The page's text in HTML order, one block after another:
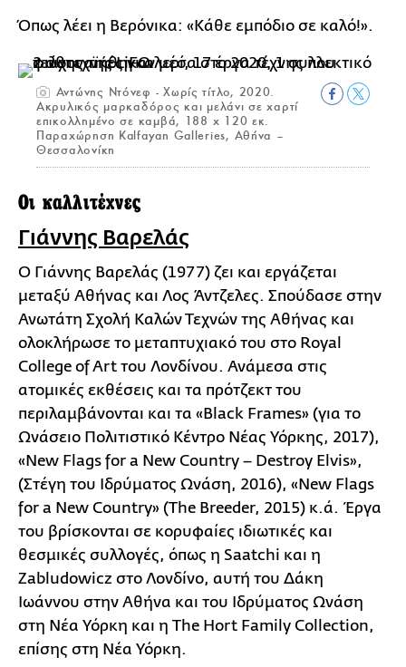
Όπως λέει η Βερόνικα: «Κάθε εμπόδιο σε καλό!».
Αντώνης Ντόνεφ - Χωρίς τίτλο, 2020.
Ακρυλικός μαρκαδόρος και μελάνι σε χαρτί
επικολλημένο σε καμβά, 188 x 120 εκ.
Παραχώρηση Kalfayan Galleries, Αθήνα –
Θεσσαλονίκη
Οι καλλιτέχνες
Γιάννης Βαρελάς
Ο Γιάννης Βαρελάς (1977) ζει και εργάζεται
μεταξύ Αθήνας και Λος Άντζελες. Σπούδασε στην
Ανωτάτη Σχολή Καλών Τεχνών της Αθήνας και
ολοκλήρωσε το μεταπτυχιακό του στο Royal
College of Art του Λονδίνου. Ανάμεσα στις
ατομικές εκθέσεις και τα πρότζεκτ του
περιλαμβάνονται και τα «Black Frames» (για το
Ωνάσειο Πολιτιστικό Κέντρο Νέας Υόρκης, 2017),
«New Flags for a New Country – Destroy Elvis»,
(Στέγη του Ιδρύματος Ωνάση, 2016), «New Flags
for a New Country» (The Breeder, 2015) κ.ά. Έργα
του βρίσκονται σε κορυφαίες ιδιωτικές και
θεσμικές συλλογές, όπως η Saatchi και η
Zabludowicz στο Λονδίνο, αυτή του Δάκη
Ιωάννου στην Αθήνα και του Ιδρύματος Ωνάση
στη Νέα Υόρκη και η The Hort Family Collection,
επίσης στη Νέα Υόρκη.